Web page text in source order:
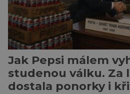
Jak Pepsi málem
studenou válku. Za
dostala ponorky i